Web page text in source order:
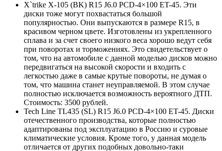
X`trike X-105 (BK) R15 J6.0 PCD-4×100 ET-45. Эти
диски тоже могут похвастаться большой
популярностью. Они выпускаются в размере R15, в
красивом черном цвете. Изготовлены из укрепленного
сплава и за счет своего низкого веса хорошо ведут себя
при поворотах и торможениях. Это свидетельствует о
том, что на автомобиле с данной моделью дисков можно
передвигаться на высокой скорости и входить с
легкостью даже в самые крутые повороты, не думая о
том, что машина станет неуправляемой. В этом случае
полностью исключается возможность вероятного ДТП.
Стоимость: 3500 рублей.
Tech Line TL435 (SL) R15 J6.0 PCD-4×100 ET-45. Диски
отечественного производства, которые полностью
адаптированы под эксплуатацию в Россию и суровые
климатические условия. Кроме того, у данная модель
отличается от других подобных довольно-таки